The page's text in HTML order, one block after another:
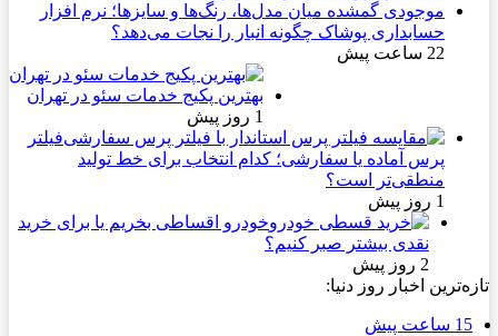
موجودی گمشده میان مدل‌ها، رنگ‌ها و سایزها؛ نرم افزار
حسابداری پوشاک چگونه انبار را نجات می‌دهد؟
22 ساعت پیش
بهترین پکیج خدمات سئو در تهران
1 روز پیش
فیلتر
پرس آماده یا سفارشی؛ کدام انتخاب برای خط تولید
منطقی‌تر است؟
1 روز پیش
خودرو اقساطی بخریم یا برای خرید
نقدی بیشتر صبر کنیم؟
2 روز پیش
تازه‌ترین اخبار روز دنیا:
15 ساعت پیش